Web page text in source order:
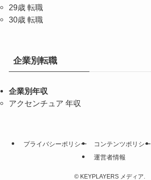
29歳 転職
30歳 転職
企業別転職
企業別年収
アクセンチュア 年収
プライバシーポリシー コンテンツポリシー
運営者情報
©KEYPLAYERS メディア.